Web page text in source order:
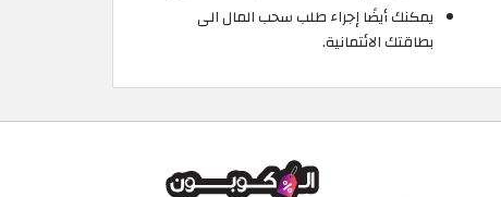
يمكنك أيضًا إجراء طلب سحب المال الى
بطاقتك الائتمانية.